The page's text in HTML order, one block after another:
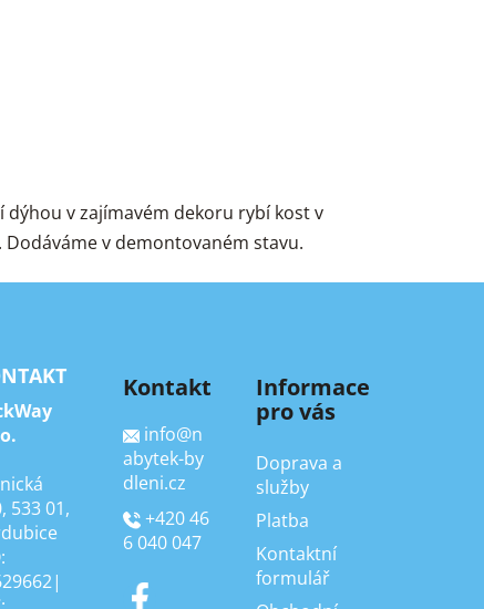
dýhou v zajímavém dekoru rybí kost v
v demontovaném stavu.
533 01,
Kontakt
info@n
abytek-by
dleni.cz
+420 46
6 040 047
Informace
pro vás
Doprava a
služby
Platba
Kontaktní
formulář